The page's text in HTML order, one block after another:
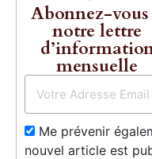
Abonnez-
notre lettre
mensuelle
Me prévenir
nouvel article est